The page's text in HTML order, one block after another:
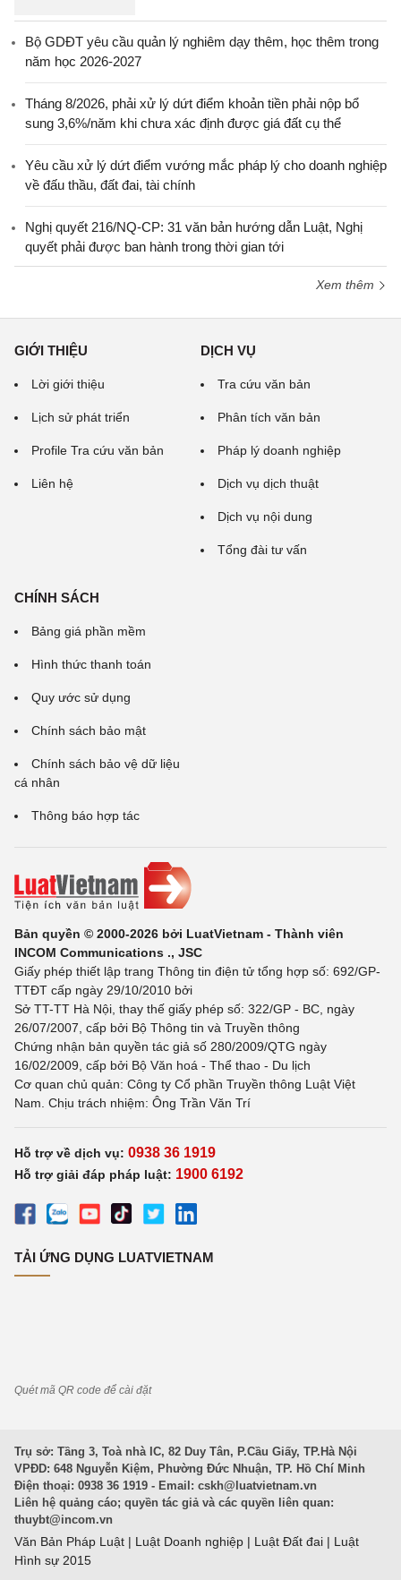
Bộ GDĐT yêu cầu quản lý nghiêm dạy thêm, học thêm trong
năm học 2026-2027
Tháng 8/2026, phải xử lý dứt điểm khoản tiền phải nộp bổ
sung 3,6%/năm khi chưa xác định được giá đất cụ thể
Yêu cầu xử lý dứt điểm vướng mắc pháp lý cho doanh nghiệp
về đấu thầu, đất đai, tài chính
Nghị quyết 216/NQ-CP: 31 văn bản hướng dẫn Luật, Nghị
quyết phải được ban hành trong thời gian tới
Xem thêm
GIỚI THIỆU
Lời giới thiệu
Lịch sử phát triển
Profile Tra cứu văn bản
Liên hệ
DỊCH VỤ
Tra cứu văn bản
Phân tích văn bản
Pháp lý doanh nghiệp
Dịch vụ dịch thuật
Dịch vụ nội dung
Tổng đài tư vấn
CHÍNH SÁCH
Bảng giá phần mềm
Hình thức thanh toán
Quy ước sử dụng
Chính sách bảo mật
Chính sách bảo vệ dữ liệu
cá nhân
Thông báo hợp tác
Bản quyền © 2000-2026 bởi LuatVietnam - Thành viên
INCOM Communications ., JSC
Giấy phép thiết lập trang Thông tin điện tử tổng hợp số: 692/GP-
TTĐT cấp ngày 29/10/2010 bởi
Sở TT-TT Hà Nội, thay thế giấy phép số: 322/GP - BC, ngày
26/07/2007, cấp bởi Bộ Thông tin và Truyền thông
Chứng nhận bản quyền tác giả số 280/2009/QTG ngày
16/02/2009, cấp bởi Bộ Văn hoá - Thể thao - Du lịch
Cơ quan chủ quản: Công ty Cổ phần Truyền thông Luật Việt
Nam. Chịu trách nhiệm: Ông Trần Văn Trí
Hỗ trợ về dịch vụ: 0938 36 1919
Hỗ trợ giải đáp pháp luật: 1900 6192
TẢI ỨNG DỤNG LUATVIETNAM
Quét mã QR code để cài đặt
Trụ sở: Tầng 3, Toà nhà IC, 82 Duy Tân, P.Cầu Giấy, TP.Hà Nội
VPĐD: 648 Nguyễn Kiệm, Phường Đức Nhuận, TP. Hồ Chí Minh
Điện thoại: 0938 36 1919 - Email: cskh@luatvietnam.vn
Liên hệ quảng cáo; quyền tác giả và các quyền liên quan:
thuybt@incom.vn
Văn Bản Pháp Luật | Luật Doanh nghiệp | Luật Đất đai | Luật
Hình sự 2015